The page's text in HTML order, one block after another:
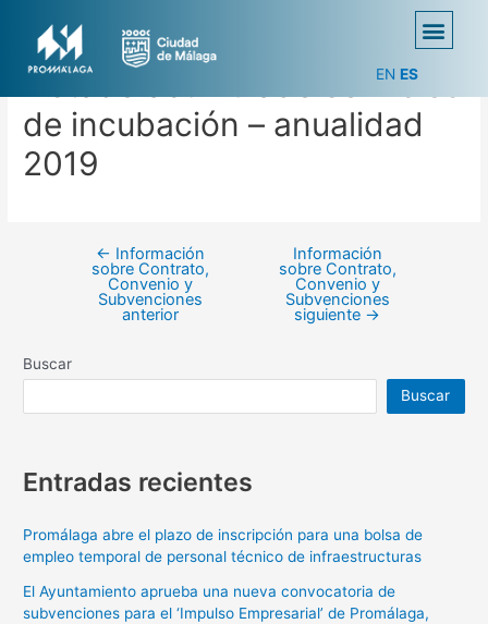
EN ES
Listado acumulado servicios
de incubación – anualidad
2019
← Información
sobre Contrato,
Convenio y
Subvenciones
anterior
Información
sobre Contrato,
Convenio y
Subvenciones
siguiente →
Buscar
Buscar
Entradas recientes
Promálaga abre el plazo de inscripción para una bolsa de
empleo temporal de personal técnico de infraestructuras
El Ayuntamiento aprueba una nueva convocatoria de
subvenciones para el ‘Impulso Empresarial’ de Promálaga,